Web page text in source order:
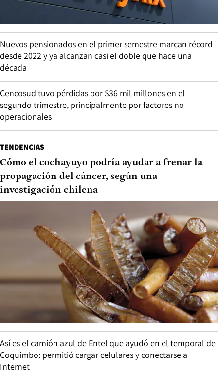
Nuevos pensionados en el primer semestre marcan récord
desde 2022 y ya alcanzan casi el doble que hace una
década
Cencosud tuvo pérdidas por $36 mil millones en el
segundo trimestre, principalmente por factores no
operacionales
TENDENCIAS
Cómo el cochayuyo podría ayudar a frenar la
propagación del cáncer, según una
investigación chilena
Así es el camión azul de Entel que ayudó en el temporal de
Coquimbo: permitió cargar celulares y conectarse a
Internet